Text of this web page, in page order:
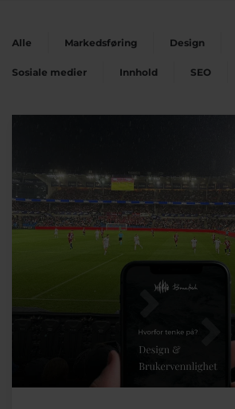
Alle Markedsføring Design
Sosiale medier Innhold SEO